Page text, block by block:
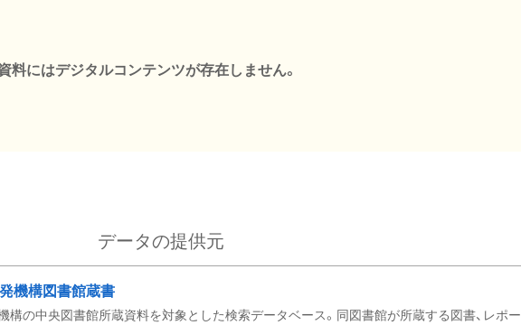
料にはデジタルコンテンツが存在しません。
データの提供元
機構図書館蔵書
構の中央図書館所蔵資料を対象とした検索データベース。同図書館が所蔵する図書、レポー